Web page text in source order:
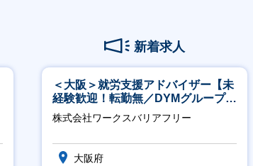
新着求人
＜大阪＞就労支援アドバイザー【未
経験歓迎！転勤無／DYMグループ／
ホスピタリティ高い方歓迎／土日
祝】
株式会社ワークスバリアフリー
大阪府